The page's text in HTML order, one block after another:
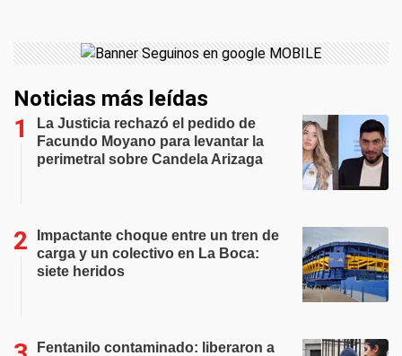
Noticias más leídas
La Justicia rechazó el pedido de
Facundo Moyano para levantar la
perimetral sobre Candela Arizaga
Impactante choque entre un tren de
carga y un colectivo en La Boca:
siete heridos
Fentanilo contaminado: liberaron a